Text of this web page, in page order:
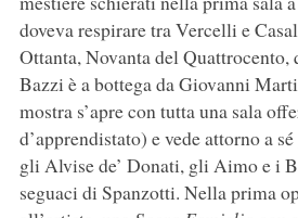
doveva respirare tra Vercelli e
Ottanta, Novanta del Quattrocento,
Bazzi è a bottega da Giovanni
mostra s’apre con tutta una sala
d’apprendistato) e vede attorno a
gli Alvise de’ Donati, gli Aimo e i
seguaci di Spanzotti. Nella prima